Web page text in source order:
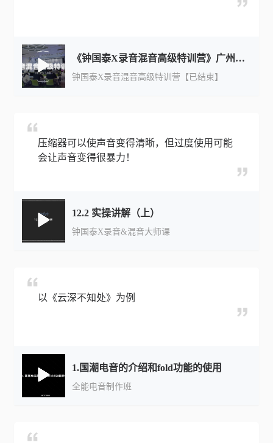
《钟国泰X录音混音高级特训营》广州站·高能进行中！
钟国泰X录音混音高级特训营【已结束】
压缩器可以使声音变得清晰，但过度使用可能
会让声音变得很暴力！
12.2 实操讲解（上）
钟国泰X录音&混音大师课
以《云深不知处》为例
1.国潮电音的介绍和fold功能的使用
全能电音制作班